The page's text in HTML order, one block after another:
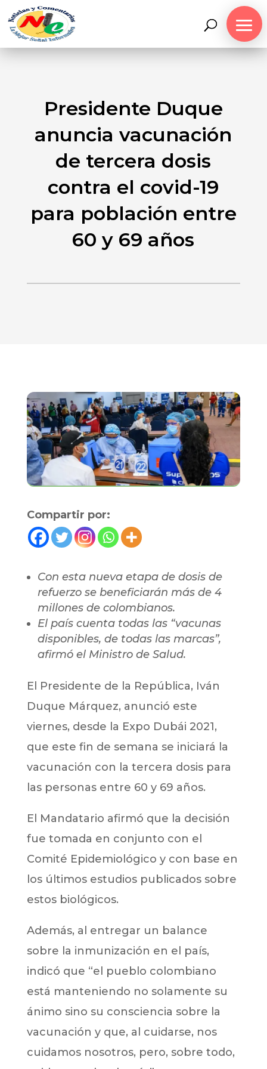
Presidente Duque
anuncia vacunación
de tercera dosis
contra el covid-19
para población entre
60 y 69 años
Compartir por:
Con esta nueva etapa de dosis de
refuerzo se beneficiarán más de 4
millones de colombianos.
El país cuenta todas las “vacunas
disponibles, de todas las marcas”,
afirmó el Ministro de Salud.
El Presidente de la República, Iván
Duque Márquez, anunció este
viernes, desde la Expo Dubái 2021,
que este fin de semana se iniciará la
vacunación con la tercera dosis para
las personas entre 60 y 69 años.
El Mandatario afirmó que la decisión
fue tomada en conjunto con el
Comité Epidemiológico y con base en
los últimos estudios publicados sobre
estos biológicos.
Además, al entregar un balance
sobre la inmunización en el país,
indicó que “el pueblo colombiano
está manteniendo no solamente su
ánimo sino su consciencia sobre la
vacunación y que, al cuidarse, nos
cuidamos nosotros, pero, sobre todo,